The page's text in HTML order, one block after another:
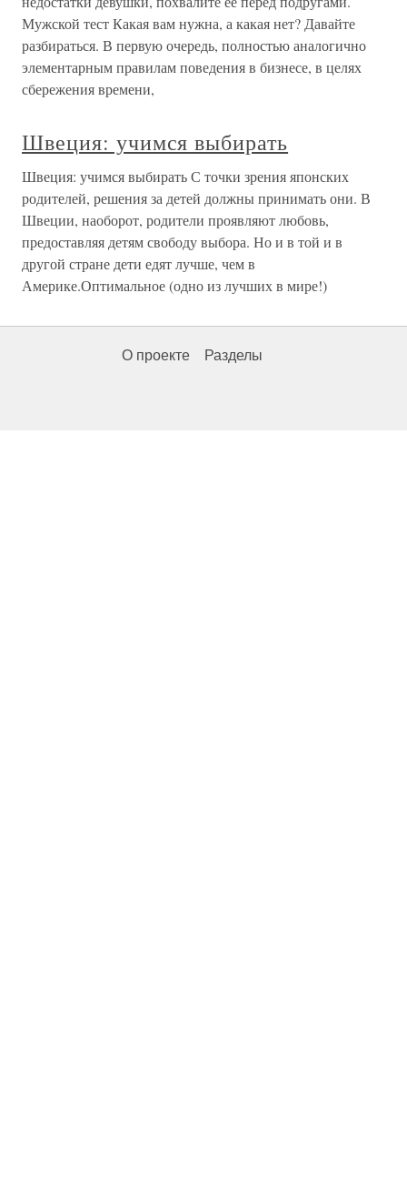
Мужской тест Какая вам нужна, а какая нет? Давайте
разбираться. В первую очередь, полностью аналогично
элементарным правилам поведения в бизнесе, в целях
сбережения времени,
Швеция: учимся выбирать
Швеция: учимся выбирать С точки зрения японских
родителей, решения за детей должны принимать они. В
Швеции, наоборот, родители проявляют любовь,
предоставляя детям свободу выбора. Но и в той и в
другой стране дети едят лучше, чем в
Америке.Оптимальное (одно из лучших в мире!)
О проекте Разделы